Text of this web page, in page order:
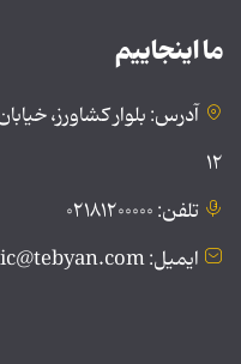
ما اینجاییم
آدرس: بلوار کشاورز،
۱۲
تلفن: ۰۲۱۸۱۲۰۰۰۰۰
ایمیل: public@tebyan.com